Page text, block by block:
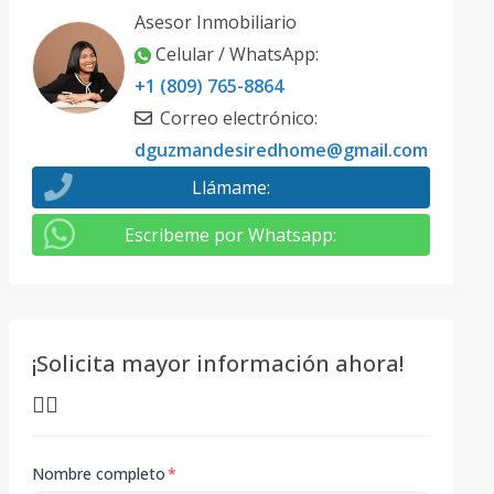
Asesor Inmobiliario
Celular / WhatsApp:
+1 (809) 765-8864
Correo electrónico:
dguzmandesiredhome@gmail.com
Llámame:
Escribeme por Whatsapp:
¡Solicita mayor información ahora!
👇🏽
Nombre completo*